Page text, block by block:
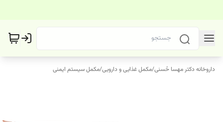
داروخانه دکتر مهسا حُسنی/مکمل غذایی و دارویی/مکمل سیستم ایمنی